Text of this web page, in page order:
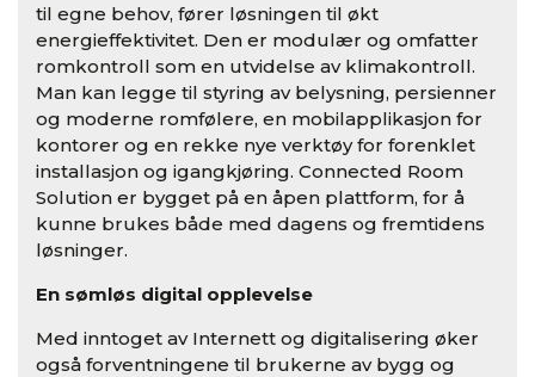
til egne behov, fører løsningen til økt
energieffektivitet. Den er modulær og omfatter
romkontroll som en utvidelse av klimakontroll.
Man kan legge til styring av belysning, persienner
og moderne romfølere, en mobilapplikasjon for
kontorer og en rekke nye verktøy for forenklet
installasjon og igangkjøring. Connected Room
Solution er bygget på en åpen plattform, for å
kunne brukes både med dagens og fremtidens
løsninger.
En sømløs digital opplevelse
Med inntoget av Internett og digitalisering øker
også forventningene til brukerne av bygg og